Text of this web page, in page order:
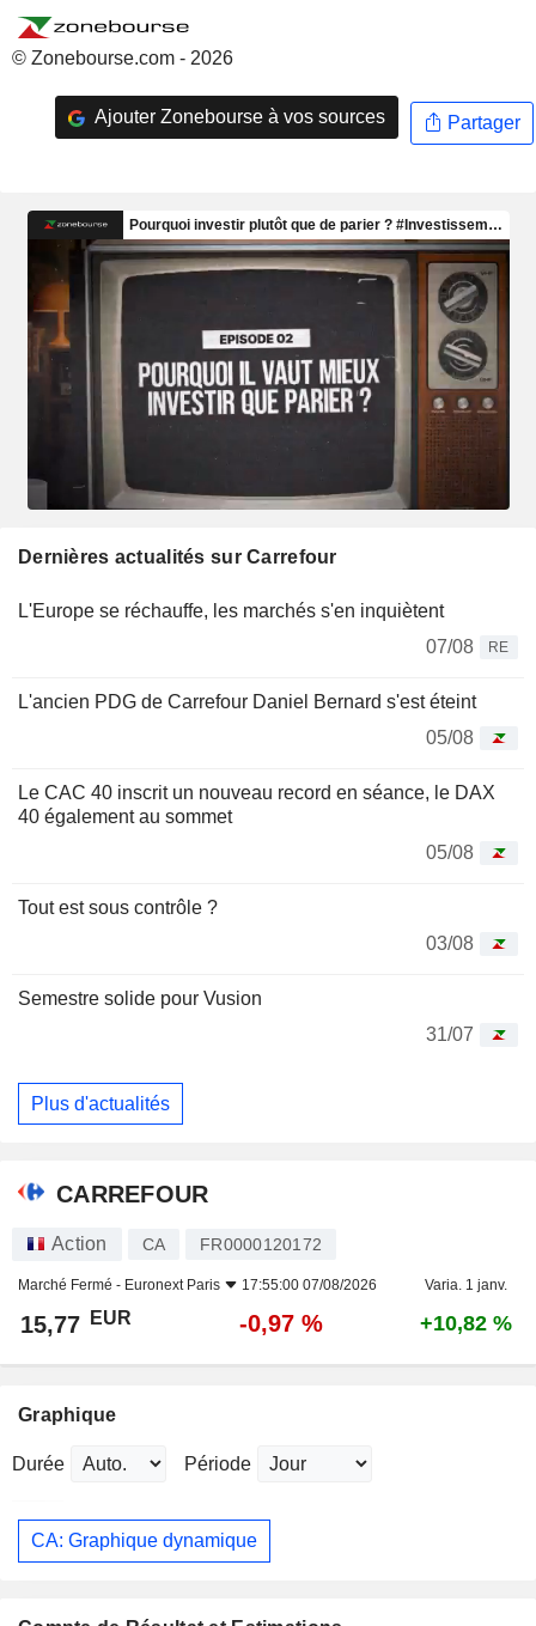
© Zonebourse.com - 2026
Ajouter Zonebourse à vos sources Partager
Dernières actualités sur Carrefour
L'Europe se réchauffe, les marchés s'en inquiètent
07/08
RE
L'ancien PDG de Carrefour Daniel Bernard s'est éteint
05/08
Le CAC 40 inscrit un nouveau record en séance, le DAX
40 également au sommet
05/08
Tout est sous contrôle ?
03/08
Semestre solide pour Vusion
31/07
Plus d'actualités
CARREFOUR
Action CA FR0000120172
Marché Fermé - Euronext Paris 17:55:00 07/08/2026 Varia. 1 janv.
15,77 EUR -0,97 % +10,82 %
Graphique
Durée Période
CA: Graphique dynamique